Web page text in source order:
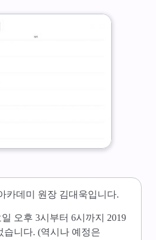
카데미 원장 김대욱입니다.
오후 3시부터 6시까지 2019
습니다. (역시나 예정은